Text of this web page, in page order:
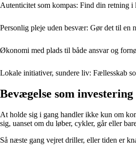
Autenticitet som kompas: Find din retning i
Personlig pleje uden besvær: Gør det til en
Økonomi med plads til både ansvar og
Lokale initiativer, sundere liv: Fællesskab
Bevægelse som
At holde sig i gang handler ikke kun om
sig, uanset om du løber, cykler, går eller
Så næste gang vejret driller, eller tiden er